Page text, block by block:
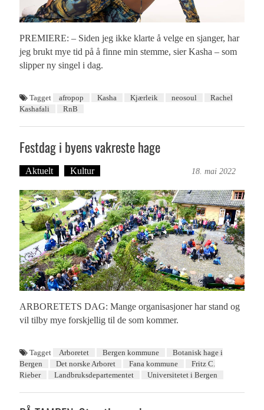
PREMIERE: – Siden jeg ikke klarte å velge en sjanger, har
jeg brukt mye tid på å finne min stemme, sier Kasha – som
slipper ny singel i dag.
Tagget afropop Kasha Kjærleik neosoul
Rachel
Kashafali
RnB
Festdag i byens vakreste hage
Aktuelt Kultur 18. mai 2022
ARBORETETS DAG: Mange organisasjoner har stand og
vil tilby mye forskjellig til de som kommer.
Tagget Arboretet Bergen kommune
Botanisk hage i
Bergen
Det norske Arboret Fana kommune
Fritz C.
Rieber
Landbruksdepartementet Universitetet i Bergen